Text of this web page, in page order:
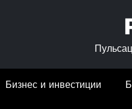
Бизнес и инвестиции